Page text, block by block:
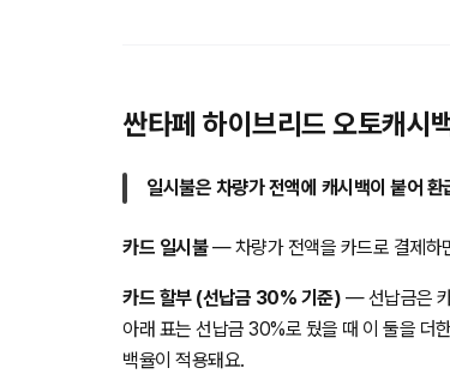
싼타페 하이브리드 오토캐시
일시불은 차량가 전액에 캐시백이 붙어 환
카드 일시불— 차량가 전액을 카드로 결제하
카드 할부 (선납금 30% 기준) — 선납금은
아래 표는 선납금 30%로 뒀을 때 이 둘을 더
백율이 적용돼요.